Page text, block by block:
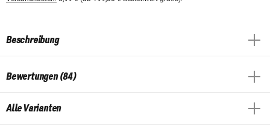
Beschreibung
Bewertungen (84)
Alle Varianten